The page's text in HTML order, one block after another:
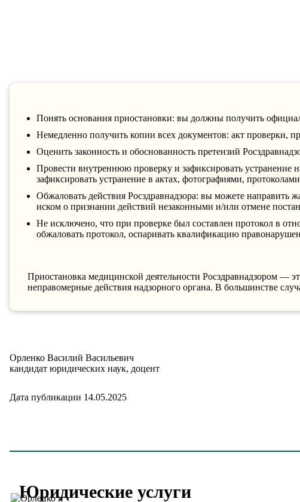
Понять основания приостановки: вы должны получить
Немедленно получить копии всех документов: акт проверки,
Оценить законность и обоснованность претензий
Провести внутреннюю проверку и зафиксировать устранение
зафиксировать устранение в актах, фотографиями,
Обжаловать действия Росздравнадзора: вы можете направить
иском о признании действий незаконными и/или отмене
Не исключено, что при проверке был составлен протокол в
обжаловать протокол, оспаривать квалификацию
Приостановка медицинской деятельности Росздравнадзором —
неправомерные действия надзорного органа. В большинстве
Орленко Василий Васильевич
кандидат юридических наук, доцент
Дата публикации 14.05.2025
Юридические услуги